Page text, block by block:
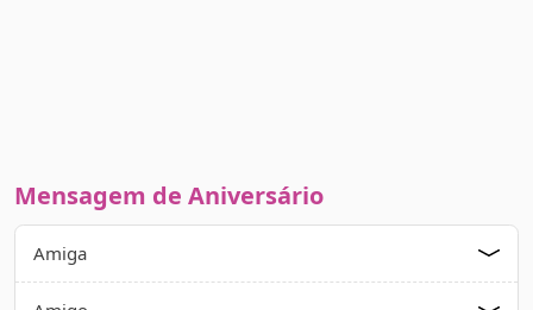
Mensagem de Aniversário
Amiga